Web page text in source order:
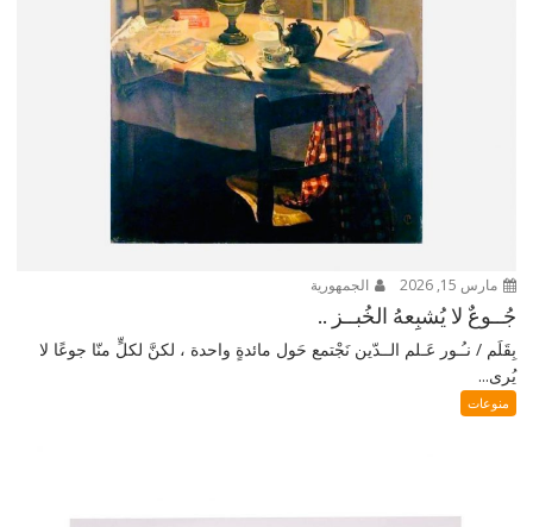
مارس 15, 2026 الجمهورية
جُــوعٌ لا يُشبِعهُ الخُبــز ..
بِقَلَم / نـُـور عَـلم الــدّين نَجْتمع حَول مائدةٍ واحدة ، لكنَّ لكلٍّ منّا جوعًا لا
يُرى...
منوعات